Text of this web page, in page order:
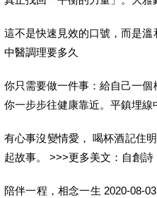
這不是快速見效的口號，而是
中醫調理要多久
你只需要做一件事：給自己一
你一步步往健康靠近。平鎮埋線
有心事沒變情愛， 喝杯酒記住
起故事。 >>>更多美文：自創詩
陪伴一程，相念一生 2020-08-